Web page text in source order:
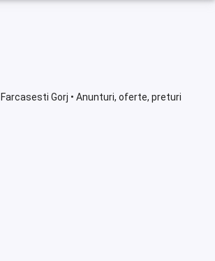
Gorj • Anunturi, oferte, preturi